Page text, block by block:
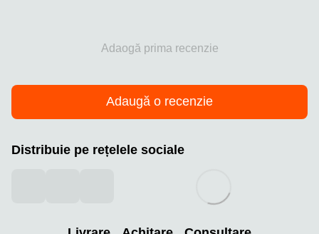
Adaogă prima recenzie
Adaugă o recenzie
Distribuie pe rețelele sociale